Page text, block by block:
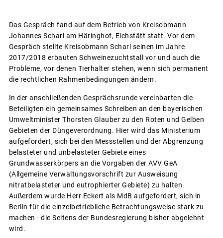
Das Gespräch fand auf dem Betrieb von Kreisobmann
Johannes Scharl am Häringhof, Eichstätt statt. Vor dem
Gespräch stellte Kreisobmann Scharl seinen im Jahre
2017/2018 erbauten Schweinezuchtstall vor und auch die
Probleme, vor denen Tierhalter stehen, wenn sich permanent
die rechtlichen Rahmenbedingungen ändern.
In der anschließenden Gesprächsrunde vereinbarten die
Beteiligten ein gemeinsames Schreiben an den bayerischen
Umweltminister Thorsten Glauber zu den Roten und Gelben
Gebieten der Düngeverordnung. Hier wird das Ministerium
aufgefordert, sich bei den Messstellen und der Abgrenzung
belasteter und unbelasteter Gebiete eines
Grundwasserkörpers an die Vorgaben der AVV GeA
(Allgemeine Verwaltungsvorschrift zur Ausweisung
nitratbelasteter und eutrophierter Gebiete) zu halten.
Außerdem wurde Herr Eckert als MdB aufgefordert, sich in
Berlin für die einzelbetriebliche Betrachtungsweise stark zu
machen - die Seitens der Bundesregierung bisher abgelehnt
wird.